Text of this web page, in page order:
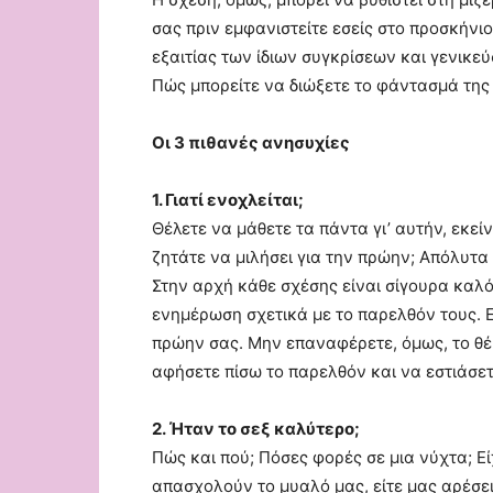
σας πριν εμφανιστείτε εσείς στο
εξαιτίας των ίδιων συγκρίσεων και
Πώς μπορείτε να διώξετε το φάντασμά της
Οι 3 πιθανές ανησυχίες
1. Γιατί ενοχλείται;
Θέλετε να μάθετε τα πάντα γι’ αυτήν,
ζητάτε να μιλήσει για την πρώην;
Στην αρχή κάθε σχέσης είναι σίγουρα
ενημέρωση σχετικά με το παρελθόν τους.
πρώην σας. Μην επαναφέρετε, όμως, το
αφήσετε πίσω το παρελθόν και να
2. Ήταν το σεξ καλύτερο;
Πώς και πού; Πόσες φορές σε μια νύχτα;
απασχολούν το μυαλό μας, είτε μας αρέσει